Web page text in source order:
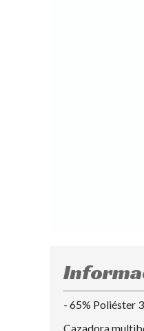
- 65% Poliéster
Cazadora